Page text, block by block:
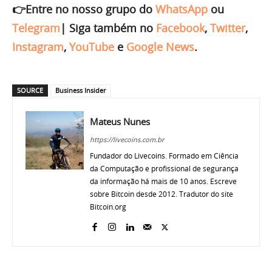
👉Entre no nosso grupo do WhatsApp ou
Telegram | Siga também no Facebook, Twitter,
Instagram, YouTube e Google News.
SOURCE Business Insider
Mateus Nunes
https://livecoins.com.br
Fundador do Livecoins. Formado em Ciência
da Computação e profissional de segurança
da informação há mais de 10 anos. Escreve
sobre Bitcoin desde 2012. Tradutor do site
Bitcoin.org